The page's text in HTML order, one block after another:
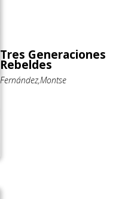
Tres Generaciones
Rebeldes
Fernández,Montse